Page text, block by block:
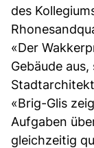
des
«Der
Gebäude
«Brig-Glis
Aufgaben
gleichzeitig